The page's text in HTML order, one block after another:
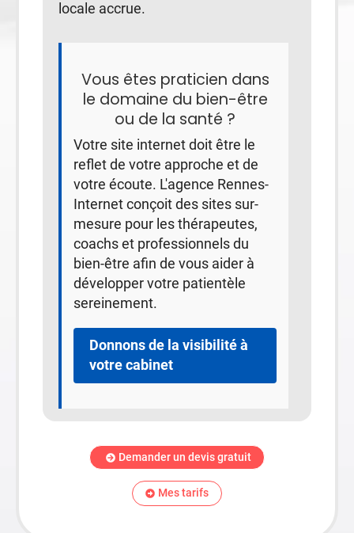
locale accrue.
Vous êtes praticien dans
le domaine du bien-être
ou de la santé ?
Votre site internet doit être le
reflet de votre approche et de
votre écoute. L'agence Rennes-
Internet conçoit des sites sur-
mesure pour les thérapeutes,
coachs et professionnels du
bien-être afin de vous aider à
développer votre patientèle
sereinement.
Donnons de la visibilité à
votre cabinet
Demander un devis gratuit
Mes tarifs